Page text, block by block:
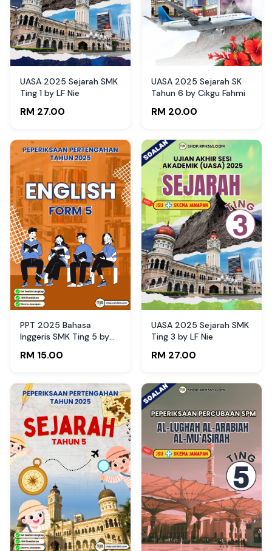
UASA 2025 Sejarah SMK
Ting 1 by LF Nie
RM 27.00
UASA 2025 Sejarah SK
Tahun 6 by Cikgu Fahmi
RM 20.00
PPT 2025 Bahasa
Inggeris SMK Ting 5 by
RM 15.00
UASA 2025 Sejarah SMK
Ting 3 by LF Nie
RM 27.00